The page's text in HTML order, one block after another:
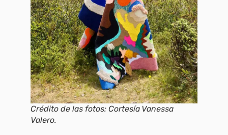
Crédito de las fotos: Cortesía Vanessa
Valero.